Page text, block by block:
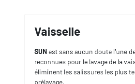
Vaisselle
SUNest sans aucun doute l’une
reconnues pour le lavage de la
éliminent les salissures les plus
prélavage.